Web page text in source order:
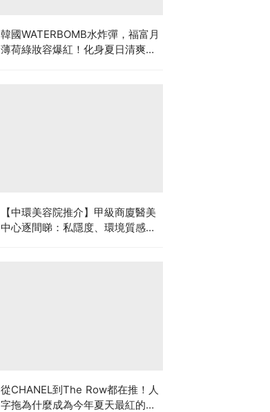
韓國WATERBOMB水炸彈，福富月
薄荷綠妝容爆紅！化身夏日清爽
【中環美容院推介】甲級商廈醫美
中心逐間睇：私隱度、環境質感、
從CHANEL到The Row都在推！人
字拖為什麼成為今年夏天最紅的